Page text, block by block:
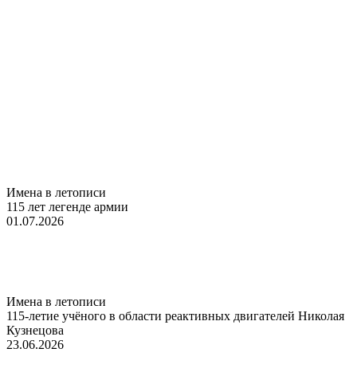
Имена в летописи
115 лет легенде армии
01.07.2026
Имена в летописи
115-летие учёного в области реактивных двигателей Николая
Кузнецова
23.06.2026